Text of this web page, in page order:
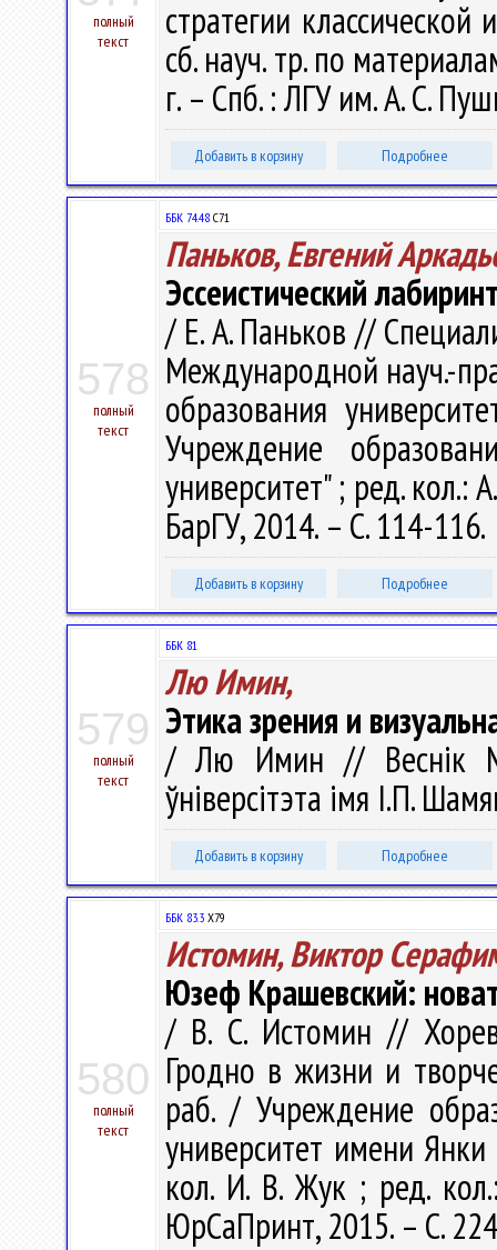
полный
текст
стратегии
сб. науч. тр. по
г. – Спб. : ЛГУ им. А. С.
Добавить в корзину Подробнее
578
полный
текст
ББК 74.48 С71
Паньков, Евгений
Эссеистический
/ Е. А. Паньков //
Международной науч.-
образования
Учреждение
университет" ; ред.
БарГУ, 2014. – С. 114-116.
Добавить в корзину Подробнее
579
полный
текст
ББК 81
Лю Имин,
Этика зрения и
/ Лю Имин // Веснік
ўніверсітэта імя І.П.
Добавить в корзину Подробнее
580
полный
текст
ББК 83.3 Х79
Истомин, Виктор
Юзеф Крашевский:
/ В. С. Истомин //
Гродно в жизни и
раб. / Учреждение
университет имени
кол. И. В. Жук ; ред.
ЮрСаПринт, 2015. – С.